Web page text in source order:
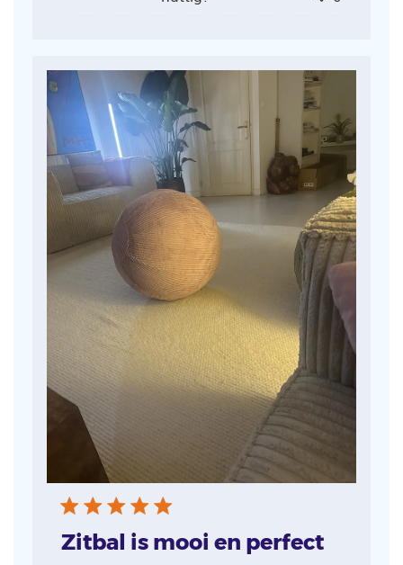
Zitbal is mooi en perfect